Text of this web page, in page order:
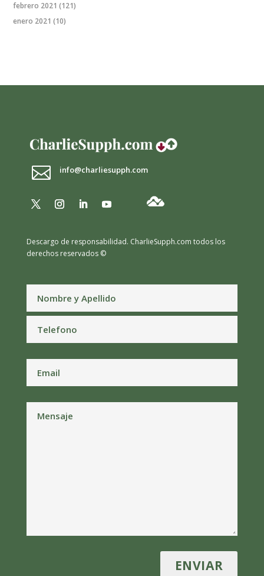
febrero 2021 (121)
enero 2021 (10)
 info@charliesupph.com
Descargo de responsabilidad. CharlieSupph.com todos los
derechos reservados ©